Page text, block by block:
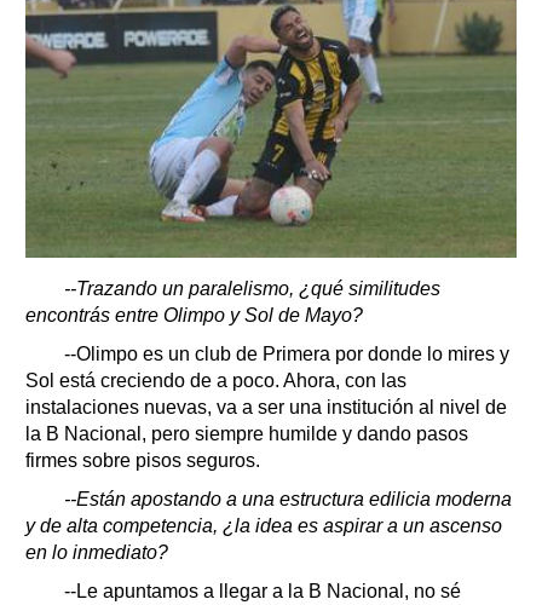
--Trazando un paralelismo, ¿qué similitudes
encontrás entre Olimpo y Sol de Mayo?
--Olimpo es un club de Primera por donde lo mires y
Sol está creciendo de a poco. Ahora, con las
instalaciones nuevas, va a ser una institución al nivel de
la B Nacional, pero siempre humilde y dando pasos
firmes sobre pisos seguros.
--Están apostando a una estructura edilicia moderna
y de alta competencia, ¿la idea es aspirar a un ascenso
en lo inmediato?
--Le apuntamos a llegar a la B Nacional, no sé